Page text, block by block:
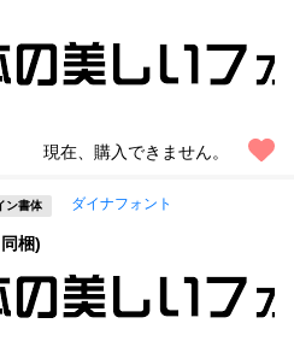
現在、購入できません。
ン書体 ダイナフォント
梱)